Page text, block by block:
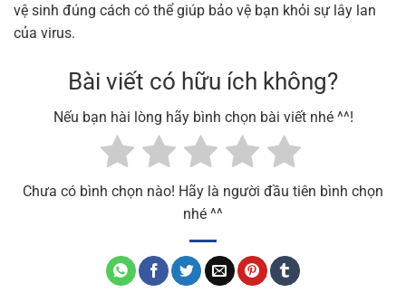
vệ sinh đúng cách có thể giúp bảo vệ bạn khỏi sự lây lan
của virus.
Bài viết có hữu ích không?
Nếu bạn hài lòng hãy bình chọn bài viết nhé ^^!
Chưa có bình chọn nào! Hãy là người đầu tiên bình chọn
nhé ^^